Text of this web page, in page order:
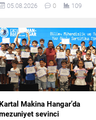
verilen müebbet hapis
beraat kararları
kesinleşti.
05.08.2026 0 109
Kartal Makina Hangar’da
sevinci